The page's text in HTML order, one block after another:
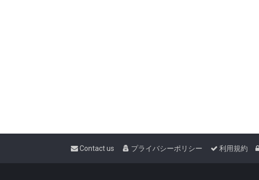
利用規約
プライバシーポリシー
Contact us